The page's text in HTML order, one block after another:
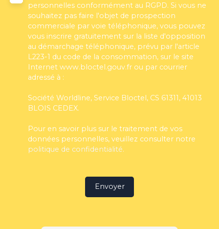
personnelles conformément au RGPD. Si vous ne
souhaitez pas faire l'objet de prospection
commerciale par voie téléphonique, vous pouvez
vous inscrire gratuitement sur la liste d'opposition
au démarchage téléphonique, prévu par l'article
L223-1 du code de la consommation, sur le site
Internet www.bloctel.gouv.fr ou par courrier
adressé à :
Société Worldline, Service Bloctel, CS 61311, 41013
BLOIS CEDEX.
Pour en savoir plus sur le traitement de vos
données personnelles, veuillez consulter notre
politique de confidentialité.
Envoyer